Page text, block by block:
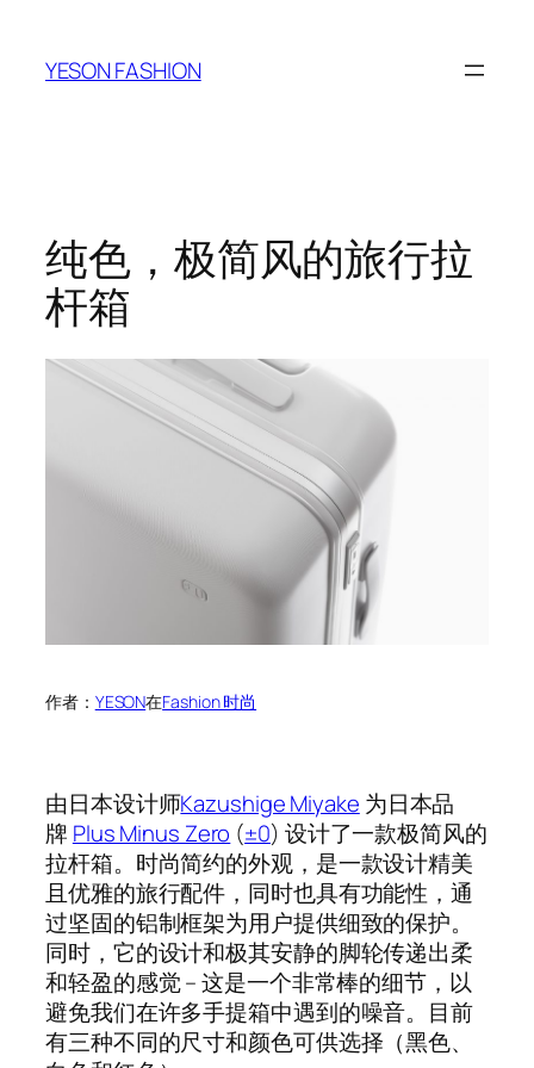
YESON FASHION
纯色，极简风的旅行拉
杆箱
作者： YESON在Fashion 时尚
由日本设计师Kazushige Miyake 为日本品
牌 Plus Minus Zero (±0) 设计了一款极简风的
拉杆箱。时尚简约的外观，是一款设计精美
且优雅的旅行配件，同时也具有功能性，通
过坚固的铝制框架为用户提供细致的保护。
同时，它的设计和极其安静的脚轮传递出柔
和轻盈的感觉 – 这是一个非常棒的细节，以
避免我们在许多手提箱中遇到的噪音。目前
有三种不同的尺寸和颜色可供选择（黑色、